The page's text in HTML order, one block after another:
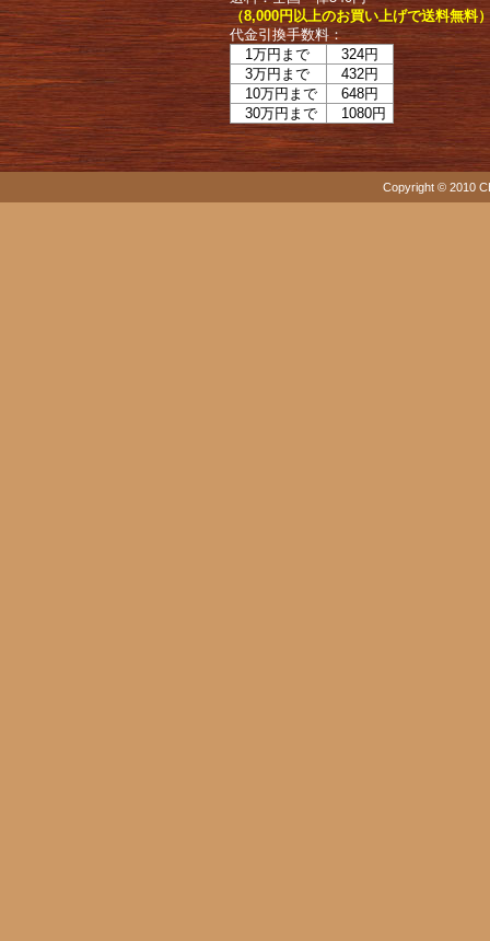
（8,000円以上のお買い上げで送料無料
代金引換手数料：
1万円まで
324円
3万円まで
432円
10万円まで
648円
30万円まで
1080円
Copyright © 2010